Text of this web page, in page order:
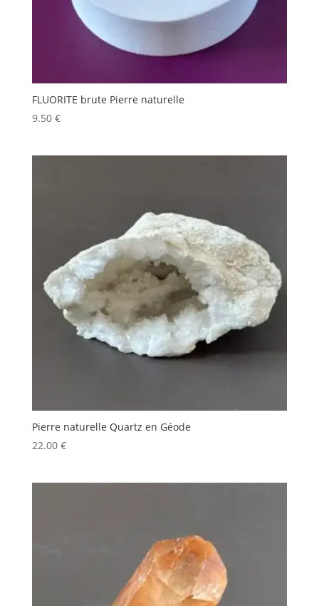
FLUORITE brute Pierre naturelle
9.50 €
Pierre naturelle Quartz en Géode
22.00 €